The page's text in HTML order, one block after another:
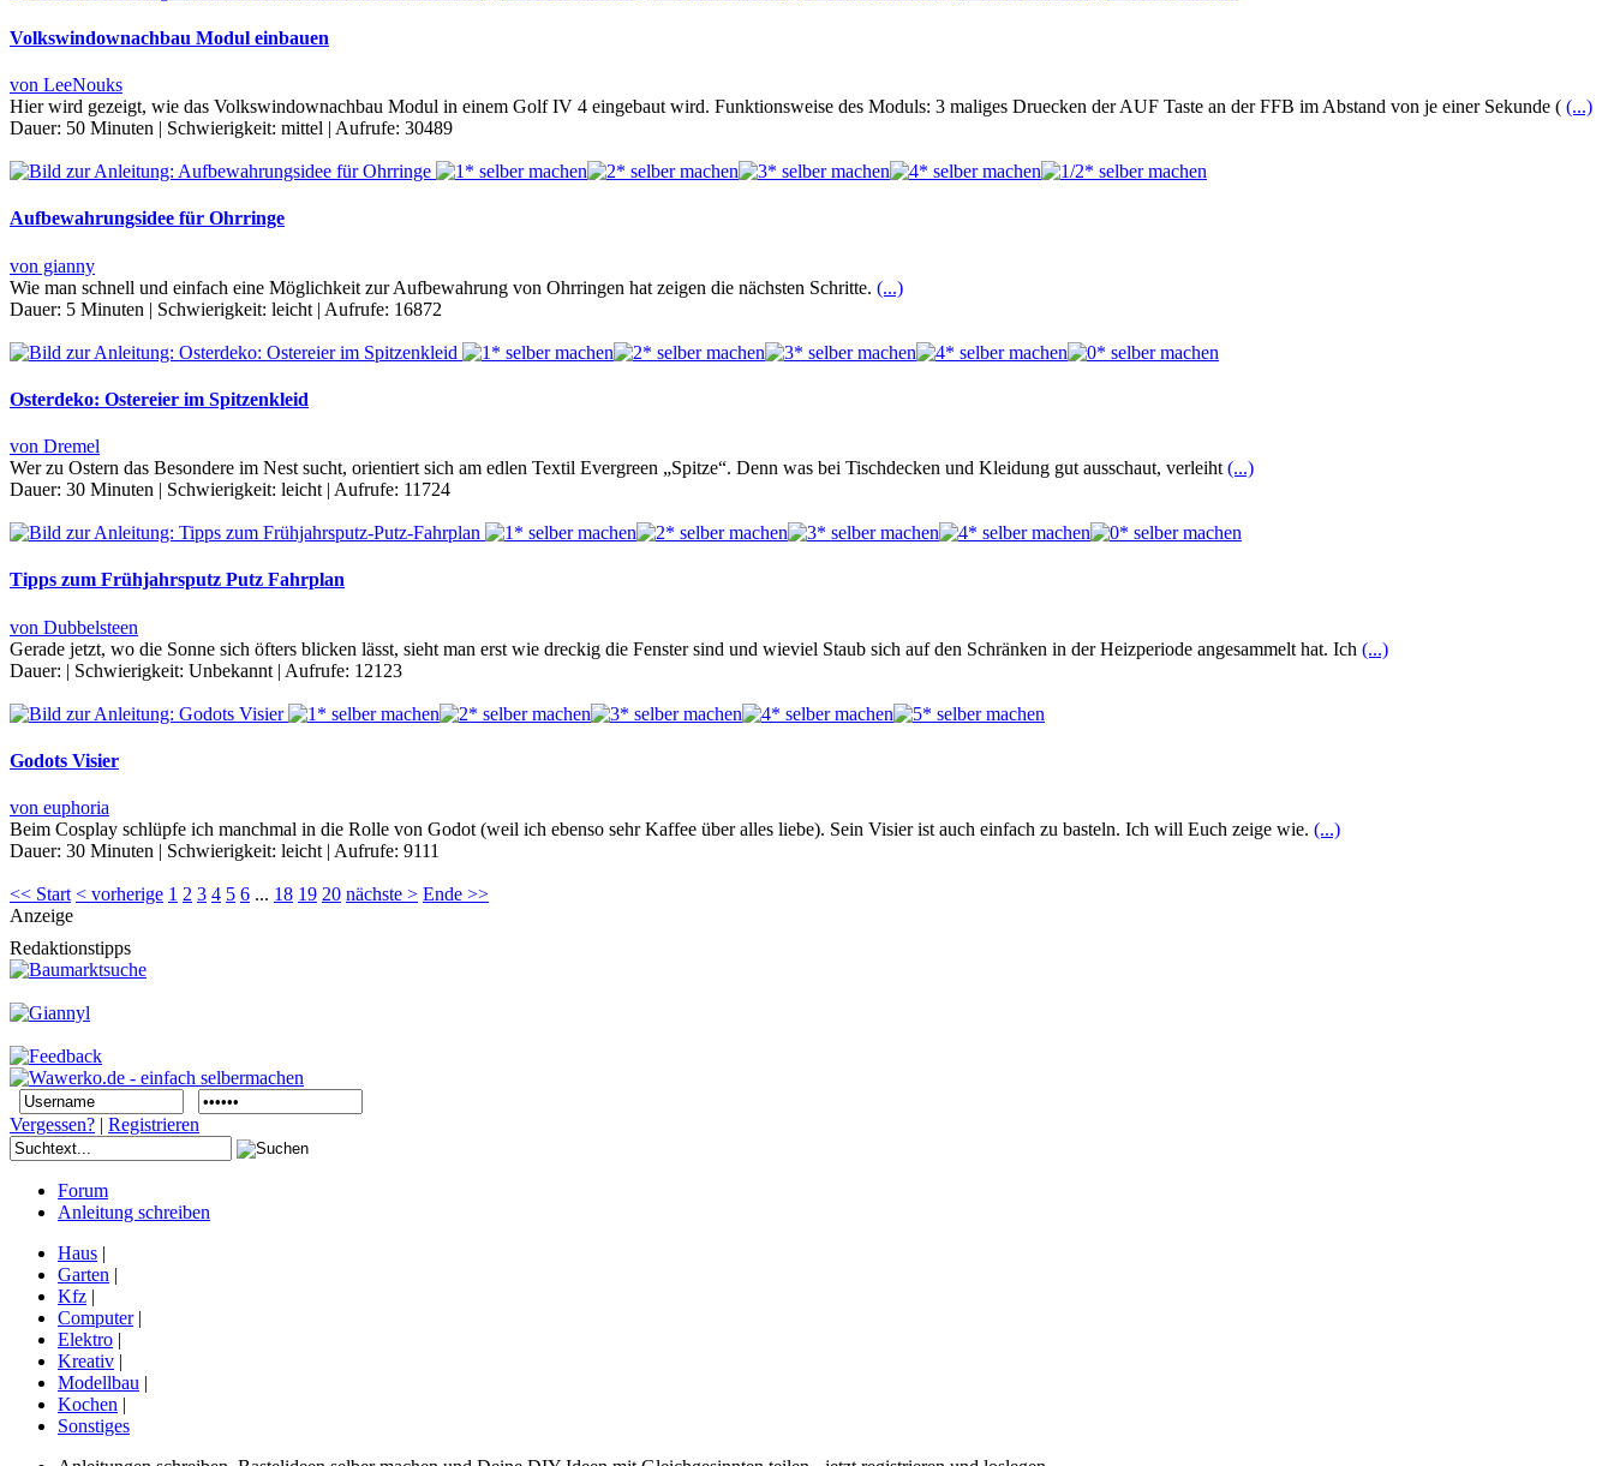
Volkswindownachbau Modul einbauen
von LeeNouks
Hier wird gezeigt, wie das Volkswindownachbau Modul in einem Golf IV 4 eingebaut wird. Funktionsweise des Moduls: 3 maliges Druecken der AUF Taste an der FFB im Abstand von je einer Sekunde ( (...)
Dauer: 50 Minuten | Schwierigkeit: mittel | Aufrufe: 30489
Aufbewahrungsidee für Ohrringe
von gianny
Wie man schnell und einfach eine Möglichkeit zur Aufbewahrung von Ohrringen hat zeigen die nächsten Schritte. (...)
Dauer: 5 Minuten | Schwierigkeit: leicht | Aufrufe: 16872
Osterdeko: Ostereier im Spitzenkleid
von Dremel
Wer zu Ostern das Besondere im Nest sucht, orientiert sich am edlen Textil Evergreen „Spitze“. Denn was bei Tischdecken und Kleidung gut ausschaut, verleiht (...)
Dauer: 30 Minuten | Schwierigkeit: leicht | Aufrufe: 11724
Tipps zum Frühjahrsputz Putz Fahrplan
von Dubbelsteen
Gerade jetzt, wo die Sonne sich öfters blicken lässt, sieht man erst wie dreckig die Fenster sind und wieviel Staub sich auf den Schränken in der Heizperiode angesammelt hat. Ich (...)
Dauer: | Schwierigkeit: Unbekannt | Aufrufe: 12123
Godots Visier
von euphoria
Beim Cosplay schlüpfe ich manchmal in die Rolle von Godot (weil ich ebenso sehr Kaffee über alles liebe). Sein Visier ist auch einfach zu basteln. Ich will Euch zeige wie. (...)
Dauer: 30 Minuten | Schwierigkeit: leicht | Aufrufe: 9111
<< Start < vorherige 1 2 3 4 5 6 ... 18 19 20 nächste > Ende >>
Anzeige
Redaktionstipps
Vergessen? | Registrieren
Forum
Anleitung schreiben
Haus |
Garten |
Kfz |
Computer|
Elektro |
Kreativ |
Modellbau |
Kochen |
Sonstiges